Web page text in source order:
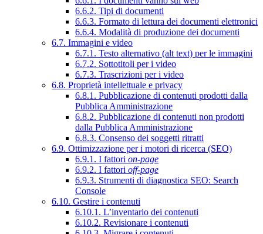
6.6.2. Tipi di documenti
6.6.3. Formato di lettura dei documenti elettronici
6.6.4. Modalità di produzione dei documenti
6.7. Immagini e video
6.7.1. Testo alternativo (alt text) per le immagini
6.7.2. Sottotitoli per i video
6.7.3. Trascrizioni per i video
6.8. Proprietà intellettuale e privacy
6.8.1. Pubblicazione di contenuti prodotti dalla
Pubblica Amministrazione
6.8.2. Pubblicazione di contenuti non prodotti
dalla Pubblica Amministrazione
6.8.3. Consenso dei soggetti ritratti
6.9. Ottimizzazione per i motori di ricerca (SEO)
6.9.1. I fattori on-page
6.9.2. I fattori off-page
6.9.3. Strumenti di diagnostica SEO: Search
Console
6.10. Gestire i contenuti
6.10.1. L’inventario dei contenuti
6.10.2. Revisionare i contenuti